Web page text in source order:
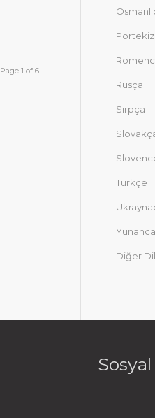
Page 1 of 6
Rusça
Sırpça
Türkçe
Yunanca
Diğer